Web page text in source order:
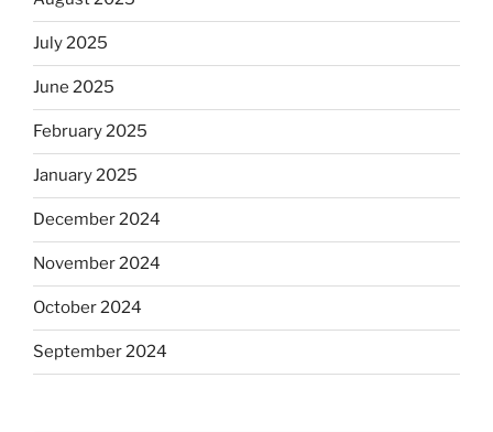
July 2025
June 2025
February 2025
January 2025
December 2024
November 2024
October 2024
September 2024